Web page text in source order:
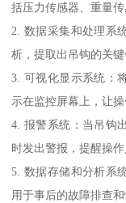
括压力传感器、重量传
2. 数据采集和处理系
析，提取出吊钩的关键
3. 可视化显示系统：
示在监控屏幕上，让操
4. 报警系统：当吊钩
时发出警报，提醒操
5. 数据存储和分析系
用于事后的故障排查和